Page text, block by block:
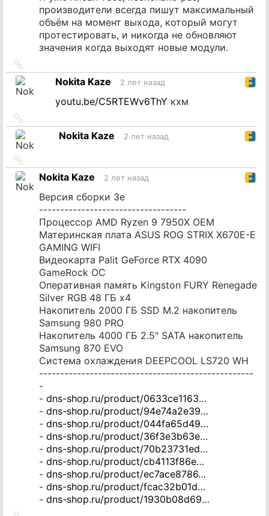
производители всегда пишут максимальный
объём на момент выхода, который могут
протестировать, и никогда не обновляют
значения когда выходят новые модули.
на
источникNokita Kaze 2 лет назад
youtu.be/C5RTEWv6ThY кхм
на
источникNokita Kaze 2 лет назад
на
источник
Nokita Kaze 2 лет назад
Версия сборки 3e
-----------------------------------
Процессор AMD Ryzen 9 7950X OEM
Материнская плата ASUS ROG STRIX X670E-E
GAMING WIFI
Видеокарта Palit GeForce RTX 4090
GameRock OC
Оперативная память Kingston FURY Renegade
Silver RGB 48 ГБ x4
Накопитель 2000 ГБ SSD M.2 накопитель
Samsung 980 PRO
Накопитель 4000 ГБ 2.5" SATA накопитель
Samsung 870 EVO
Система охлаждения DEEPCOOL LS720 WH
---------------------------------------------------
-
- dns-shop.ru/product/0633ce1163…
- dns-shop.ru/product/94e74a2e39…
- dns-shop.ru/product/044fa65d49…
- dns-shop.ru/product/36f3e3b63e…
- dns-shop.ru/product/70b23731ed…
- dns-shop.ru/product/cb4113f86e…
- dns-shop.ru/product/ec7ace8786…
- dns-shop.ru/product/fcac32b01d…
- dns-shop.ru/product/1930b08d69…